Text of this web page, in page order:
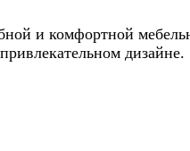
и комфортной
дизайне.